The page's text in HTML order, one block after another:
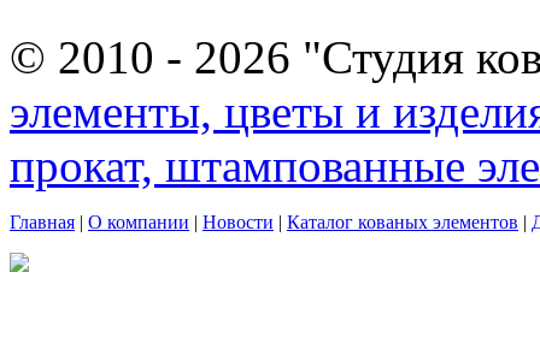
© 2010 - 2026 "Студия
элементы, цветы и
прокат, штампованные
Главная | О компании | Новости | Каталог кованых элементов |